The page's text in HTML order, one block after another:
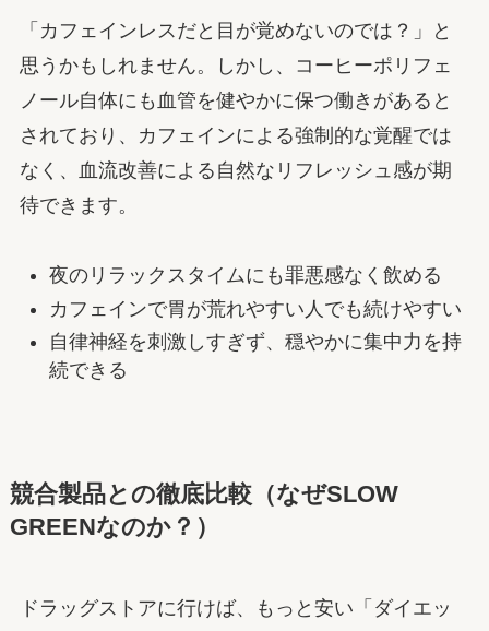
「カフェインレスだと目が覚めないのでは？」と
思うかもしれません。しかし、コーヒーポリフェ
ノール自体にも血管を健やかに保つ働きがあると
されており、カフェインによる強制的な覚醒では
なく、血流改善による自然なリフレッシュ感が期
待できます。
夜のリラックスタイムにも罪悪感なく飲める
カフェインで胃が荒れやすい人でも続けやすい
自律神経を刺激しすぎず、穏やかに集中力を持
続できる
競合製品との徹底比較（なぜSLOW
GREENなのか？）
ドラッグストアに行けば、もっと安い「ダイエッ